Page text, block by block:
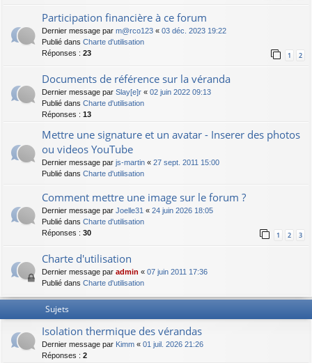
Participation financière à ce forum
Dernier message par m@rco123 « 03 déc. 2023 19:22
Publié dans Charte d'utilisation
Réponses : 23 1 2
Documents de référence sur la véranda
Dernier message par Slay[e]r « 02 juin 2022 09:13
Publié dans Charte d'utilisation
Réponses : 13
Mettre une signature et un avatar - Inserer des photos
ou videos YouTube
Dernier message par js-martin « 27 sept. 2011 15:00
Publié dans Charte d'utilisation
Comment mettre une image sur le forum ?
Dernier message par Joelle31 « 24 juin 2026 18:05
Publié dans Charte d'utilisation
Réponses : 30 1 2 3
Charte d'utilisation
Dernier message par admin « 07 juin 2011 17:36
Publié dans Charte d'utilisation
Sujets
Isolation thermique des vérandas
Dernier message par Kimm « 01 juil. 2026 21:26
Réponses : 2